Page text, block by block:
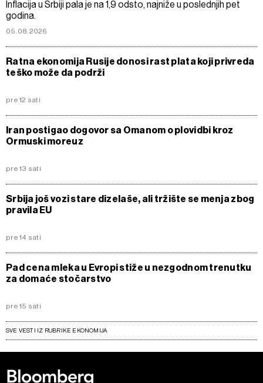
Inflacija u Srbiji pala je na 1,9 odsto, najniže u poslednjih pet
godina.
05.08.2026
Ratna ekonomija Rusije donosi rast plata koji privreda
teško može da podrži
pre 12 sati
Iran postigao dogovor sa Omanom o plovidbi kroz
Ormuski moreuz
pre 13 sati
Srbija još vozi stare dizelaše, ali tržište se menja zbog
pravila EU
pre 14 sati
Pad cena mleka u Evropi stiže u nezgodnom trenutku
za domaće stočarstvo
pre 15 sati
SVE VESTI IZ RUBRIKE EKONOMIJA